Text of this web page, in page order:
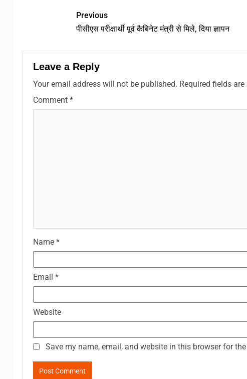
Previous
पीसीएस परीक्षार्थी पूर्व कैबिनेट मंत्री से मिले, दिया ज्ञापन
Leave a Reply
Your email address will not be published. Required fields are
Comment *
Name *
Email *
Website
Save my name, email, and website in this browser for